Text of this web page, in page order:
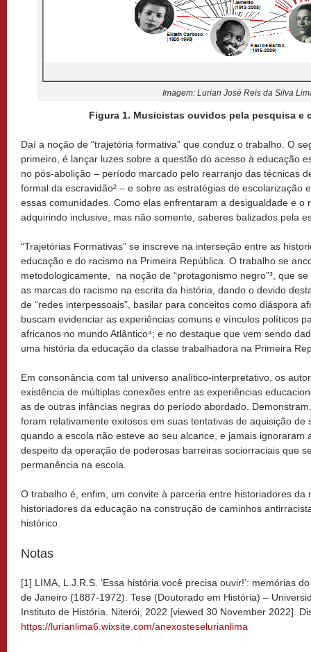
Imagem: Lurian José Reis da Silva
Figura 1. Musicistas ouvidos pela pesquisa e
Daí a noção de “trajetória formativa” que conduz o trabalho. O
primeiro, é lançar luzes sobre a questão do acesso à educação
no pós-abolição – período marcado pelo rearranjo das técnicas
formal da escravidão² – e sobre as estratégias de escolarização
essas comunidades. Como elas enfrentaram a desigualdade e o
adquirindo inclusive, mas não somente, saberes balizados pela
“Trajetórias Formativas” se inscreve na interseção entre as
educação e do racismo na Primeira República. O trabalho se
metodologicamente, na noção de “protagonismo negro”³, que
as marcas do racismo na escrita da história, dando o devido
de “redes interpessoais”, basilar para conceitos como diáspora
buscam evidenciar as experiências comuns e vínculos políticos
africanos no mundo Atlântico⁴; e no destaque que vem sendo
uma história da educação da classe trabalhadora na Primeira
Em consonância com tal universo analítico-interpretativo, os
existência de múltiplas conexões entre as experiências
as de outras infâncias negras do período abordado.
foram relativamente exitosos em suas tentativas de aquisição de
quando a escola não esteve ao seu alcance, e jamais ignoraram
despeito da operação de poderosas barreiras sociorraciais que
permanência na escola.
O trabalho é, enfim, um convite à parceria entre historiadores da
historiadores da educação na construção de caminhos
histórico.
Notas
[1] LIMA, L.J.R.S. ‘Essa história você precisa ouvir!’: memórias
de Janeiro (1887-1972). Tese (Doutorado em História) –
Instituto de História. Niterói, 2022 [viewed 30 November 2022].
https://lurianlima6.wixsite.com/anexosteselurianlima